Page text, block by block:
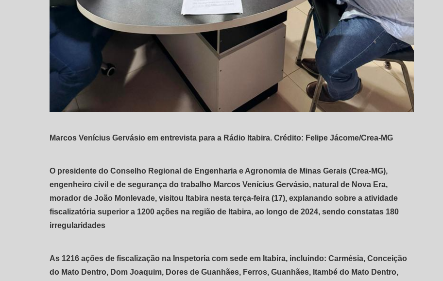
Marcos Venícius Gervásio em entrevista para a Rádio Itabira. Crédito: Felipe Jácome/Crea-MG
O presidente do Conselho Regional de Engenharia e Agronomia de Minas Gerais (Crea-MG),
engenheiro civil e de segurança do trabalho Marcos Venícius Gervásio, natural de Nova Era,
morador de João Monlevade, visitou Itabira nesta terça-feira (17), explanando sobre a atividade
fiscalizatória superior a 1200 ações na região de Itabira, ao longo de 2024, sendo constatas 180
irregularidades
As 1216 ações de fiscalização na Inspetoria com sede em Itabira, incluindo: Carmésia, Conceição
do Mato Dentro, Dom Joaquim, Dores de Guanhães, Ferros, Guanhães, Itambé do Mato Dentro,